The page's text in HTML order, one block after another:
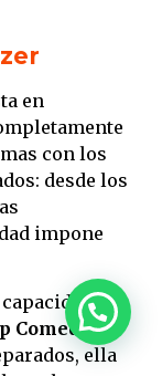
en
con los
desde los
impone
de
Comedy
ella